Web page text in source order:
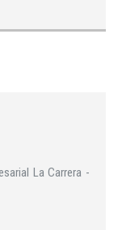
La Carrera -